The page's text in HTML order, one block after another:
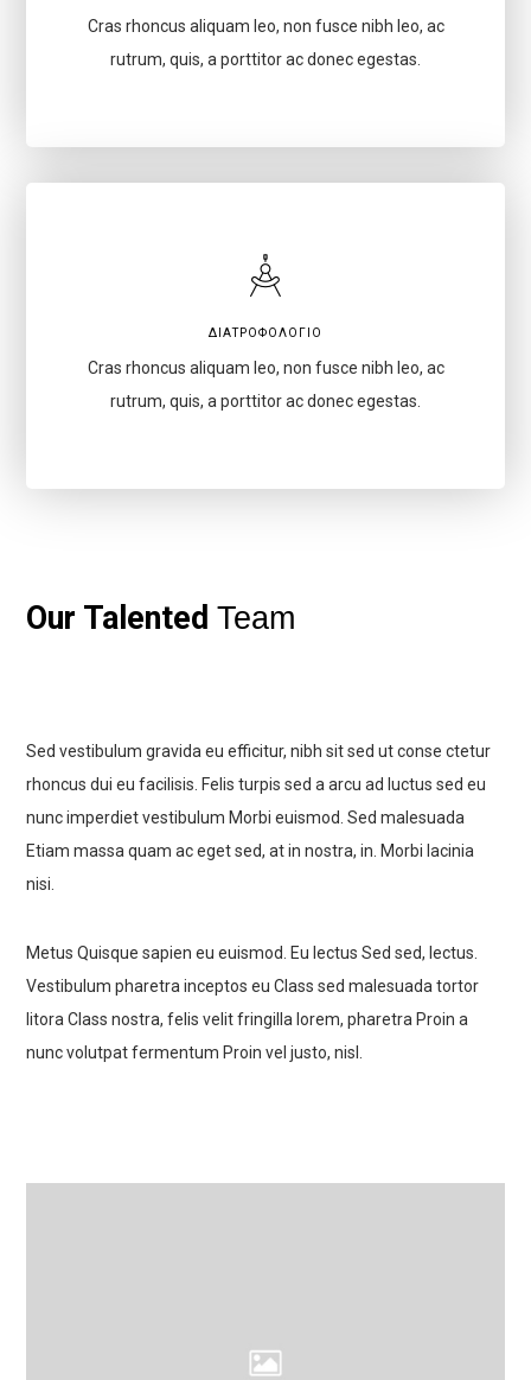
Cras rhoncus aliquam leo, non fusce nibh leo, ac
rutrum, quis, a porttitor ac donec egestas.
ΔΙΑΤΡΟΦΟΛΌΓΙΟ
Cras rhoncus aliquam leo, non fusce nibh leo, ac
rutrum, quis, a porttitor ac donec egestas.
Our TalentedTeam
Sed vestibulum gravida eu efficitur, nibh sit sed ut conse ctetur
rhoncus dui eu facilisis. Felis turpis sed a arcu ad luctus sed eu
nunc imperdiet vestibulum Morbi euismod. Sed malesuada
Etiam massa quam ac eget sed, at in nostra, in. Morbi lacinia
nisi.
Metus Quisque sapien eu euismod. Eu lectus Sed sed, lectus.
Vestibulum pharetra inceptos eu Class sed malesuada tortor
litora Class nostra, felis velit fringilla lorem, pharetra Proin a
nunc volutpat fermentum Proin vel justo, nisl.